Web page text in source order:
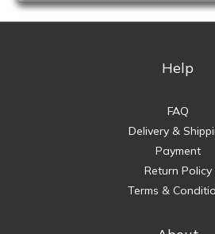
Help
FAQ
Delivery &
Payment
Return Policy
Terms &